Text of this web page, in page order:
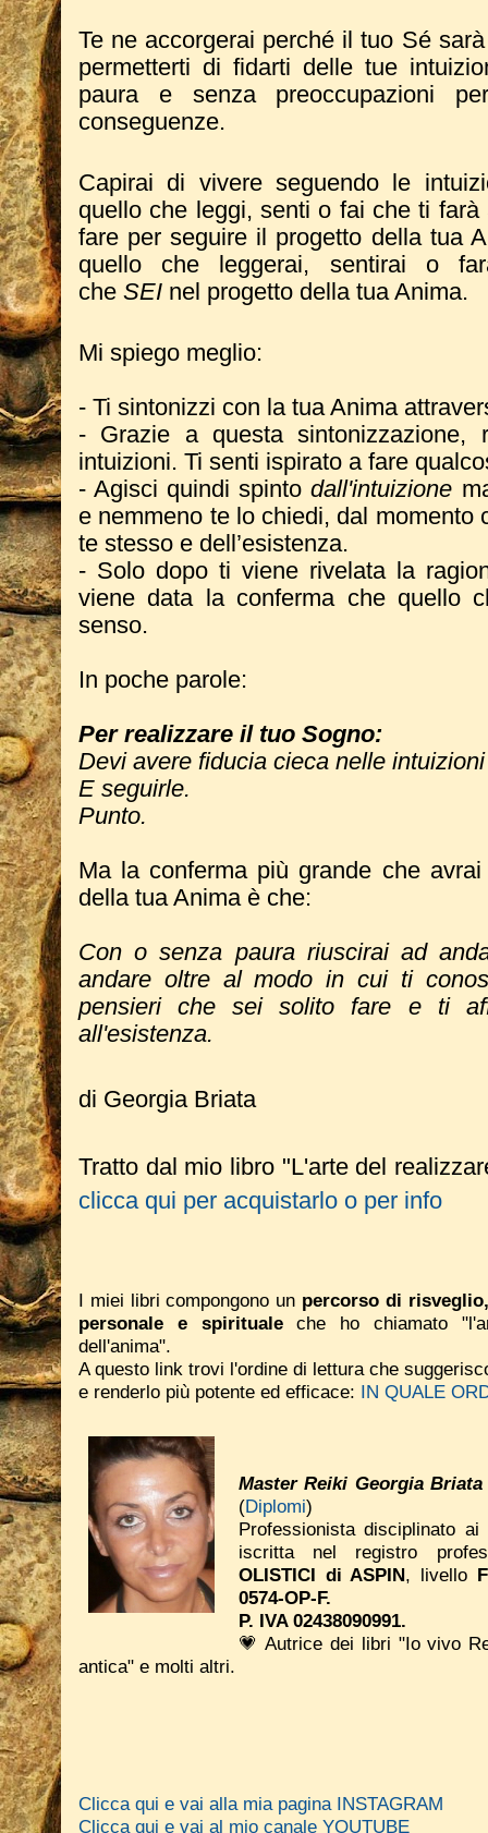
Te ne accorgerai perché il tuo Sé
permetterti di fidarti delle tue
paura e senza preoccupazioni
conseguenze.
Capirai di vivere seguendo le
quello che leggi, senti o fai che ti
fare per seguire il progetto della tua
quello che leggerai, sentirai o
che SEI nel progetto della tua Anima.
Mi spiego meglio:
- Ti sintonizzi con la tua Anima
- Grazie a questa sintonizzazione,
intuizioni. Ti senti ispirato a fare
- Agisci quindi spintodall'intuizione
e nemmeno te lo chiedi, dal momento
te stesso e dell’esistenza.
- Solo dopo ti viene rivelata la
viene data la conferma che quello
senso.
In poche parole:
Per realizzare il tuo Sogno:
Devi avere fiducia cieca nelle
E seguirle.
Punto.
Ma la conferma più grande che
della tua Anima è che:
Con o senza paura riuscirai ad
andare oltre al modo in cui ti
pensieri che sei solito fare e ti
all'esistenza.
di Georgia Briata
Tratto dal mio libro "L'arte del
clicca qui per acquistarlo o per info
I miei libri compongono un percorso di
personale e spiritualeche ho chiamato
dell'anima".
A questo link trovi l'ordine di lettura che
e renderlo più potente ed efficace: IN QUALE
Master Reiki Georgia Briata
(Diplomi)
Professionista disciplinato
iscritta nel registro
OLISTICI di ASPIN, livello
0574-OP-F.
P. IVA 02438090991.
💗 Autrice dei libri "Io vivo
antica" e molti altri.
Clicca qui e vai alla mia pagina INSTAGRAM
Clicca qui e vai al mio canale YOUTUBE